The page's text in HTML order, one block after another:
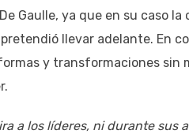
Gaulle, ya que en su caso
llevar adelante. En
y transformaciones sin
a los líderes, ni durante sus